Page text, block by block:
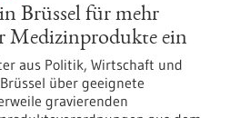
Brüssel für mehr
Medizinprodukte ein
aus Politik, Wirtschaft und
über geeignete
gravierenden